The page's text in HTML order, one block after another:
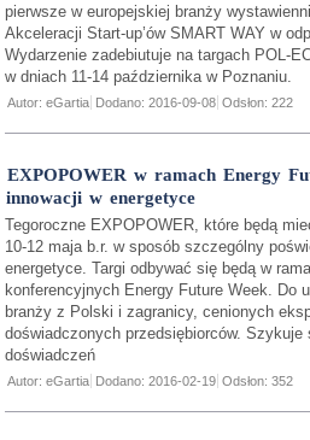
pierwsze w europejskiej branży
Akceleracji Start-up’ów SMART WAY w
Wydarzenie zadebiutuje na targach POL-
w dniach 11-14 października w Poznaniu.
Autor: eGartia Dodano: 2016-09-08 Odsłon: 222
EXPOPOWER w ramach Energy
innowacji w energetyce
Tegoroczne EXPOPOWER, które będą
10-12 maja b.r. w sposób szczególny
energetyce. Targi odbywać się będą w
konferencyjnych Energy Future Week. Do
branży z Polski i zagranicy, cenionych
doświadczonych przedsiębiorców. Szykuje
doświadczeń
Autor: eGartia Dodano: 2016-02-19 Odsłon: 352